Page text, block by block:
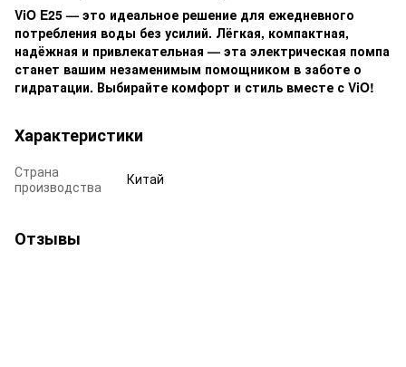
ViO E25 — это идеальное решение для ежедневного
потребления воды без усилий. Лёгкая, компактная,
надёжная и привлекательная — эта электрическая помпа
станет вашим незаменимым помощником в заботе о
гидратации. Выбирайте комфорт и стиль вместе с ViO!
Характеристики
Страна
производства
Китай
Отзывы